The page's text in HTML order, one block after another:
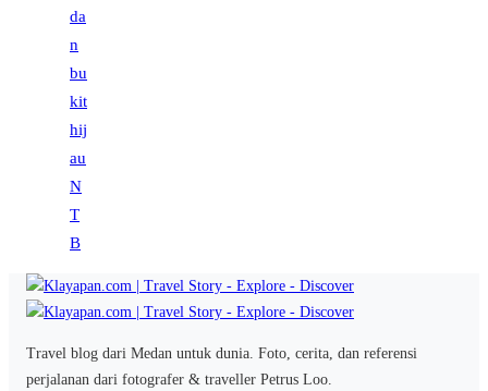
Travel blog dari Medan untuk dunia. Foto, cerita, dan referensi
perjalanan dari fotografer & traveller Petrus Loo.